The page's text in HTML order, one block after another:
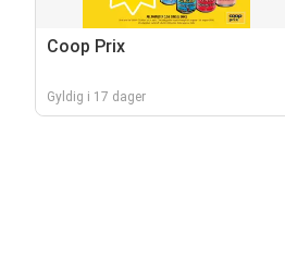
Coop Prix
Gyldig i 17 dager